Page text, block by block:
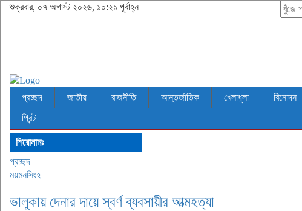
শুক্রবার, ০৭ অগাস্ট ২০২৬, ১০:২১ পূর্বাহ্ন
প্রচ্ছদ জাতীয় রাজনীতি আন্তর্জাতিক খেলাধূলা বিনোদন
প্রিন্ট
শিরোনামঃ
প্রচ্ছদ
ময়মনসিংহ
ভালুকায় দেনার দায়ে স্বর্ণ ব্যবসায়ীর আত্মহত্যা